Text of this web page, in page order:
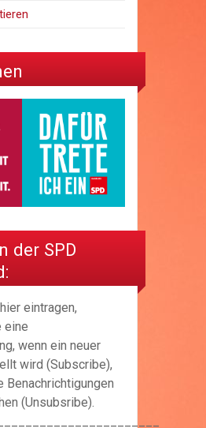
der SPD
eintragen,
eine
wenn ein neuer
wird (Subscribe),
Benachrichtigungen
(Unsubsribe).